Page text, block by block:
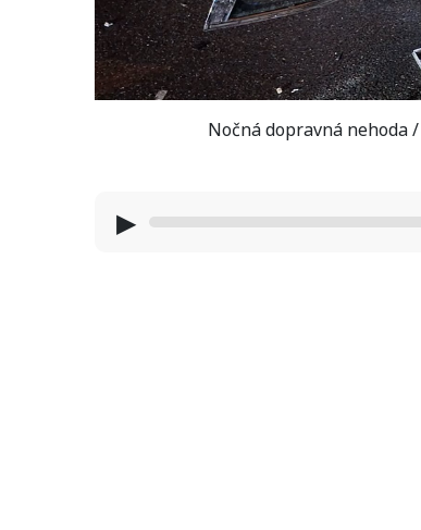
Nočná dopravná nehoda
▶